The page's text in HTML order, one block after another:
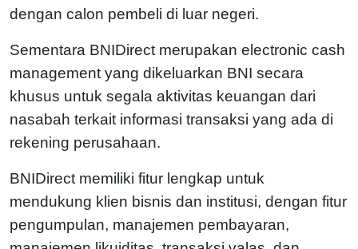
dengan calon pembeli di luar negeri.
Sementara BNIDirect merupakan electronic cash
management yang dikeluarkan BNI secara
khusus untuk segala aktivitas keuangan dari
nasabah terkait informasi transaksi yang ada di
rekening perusahaan.
BNIDirect memiliki fitur lengkap untuk
mendukung klien bisnis dan institusi, dengan fitur
pengumpulan, manajemen pembayaran,